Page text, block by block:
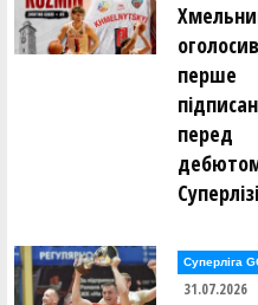
Віталій Макагон
Ілля Малішенко (ШАМАНИ
Сергій Матвієнко
Сергій Мирзак (UDави
Олександр Михайлов
перше
перед
Суперлізі
Суперліга
31.07.2026